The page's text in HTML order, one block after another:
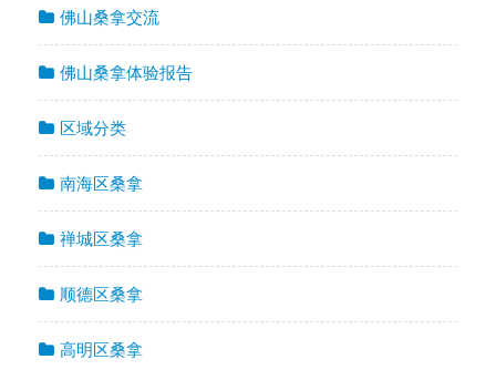
佛山桑拿交流
佛山桑拿体验报告
区域分类
南海区桑拿
禅城区桑拿
顺德区桑拿
高明区桑拿